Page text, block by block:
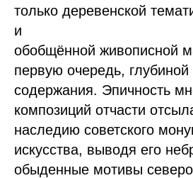
только деревенской
и
обобщённой живописной
первую очередь,
содержания. Эпичность
композиций отчасти
наследию советского
искусства, выводя его
обыденные мотивы